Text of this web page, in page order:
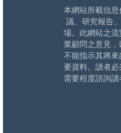
本網站所載信
議、研究報告
場。此網站之
業顧問之意見
不能指示其將
要資料。讀者
需要程度諮詢